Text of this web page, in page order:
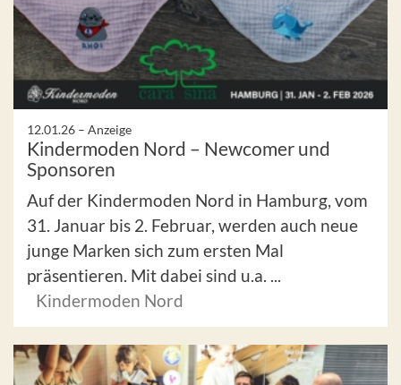
12.01.26 – Anzeige
Kindermoden Nord – Newcomer und
Sponsoren
Auf der Kindermoden Nord in Hamburg, vom
31. Januar bis 2. Februar, werden auch neue
junge Marken sich zum ersten Mal
präsentieren. Mit dabei sind u.a. ...
Kindermoden Nord